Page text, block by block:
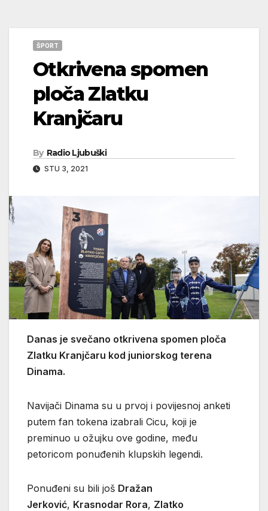
ŠPORT
Otkrivena spomen
ploča Zlatku
Kranjčaru
By Radio Ljubuški
STU 3, 2021
Danas je svečano otkrivena spomen ploča
Zlatku Kranjčaru kod juniorskog terena
Dinama.
Navijači Dinama su u prvoj i povijesnoj anketi
putem fan tokena izabrali Cicu, koji je
preminuo u ožujku ove godine, među
petoricom ponuđenih klupskih legendi.
Ponuđeni su bili još Dražan
Jerković, Krasnodar Rora, Zlatko